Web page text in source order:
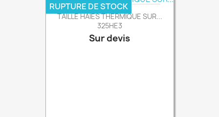
TAILLE HAIES THERMIQUE SUR...
325HE3
Prix
Sur devis
RUPTURE DE STOCK